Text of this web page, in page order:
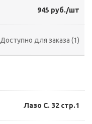
945 руб./шт
Доступно для заказа (1)
Лазо С. 32 стр.1